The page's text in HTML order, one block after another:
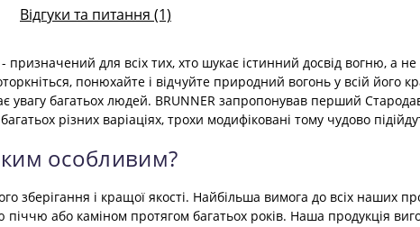
Відгуки та питання (1)
для всіх тих, хто шукає істинний досвід вогню, а
понюхайте і відчуйте природний вогонь у всій його
багатьох людей. BRUNNER запропонував перший
різних варіаціях, трохи модифіковані тому чудово
особливим?
зберігання і кращої якості. Найбільша вимога до всіх наших
або каміном протягом багатьох років. Наша продукція